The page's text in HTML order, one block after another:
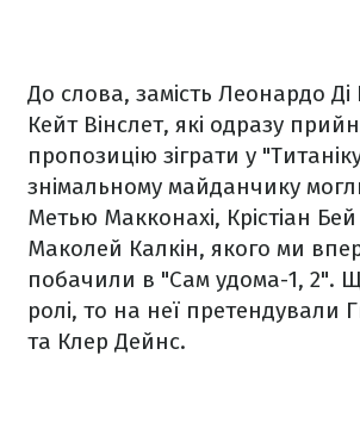
До слова, замість Леонардо Ді
Кейт Вінслет, які одразу
пропозицію зіграти у
знімальному майданчику
Метью Макконахі, Крістіан Бей
Маколей Калкін, якого ми
побачили в "Сам удома-1, 2".
ролі, то на неї претендували
та Клер Дейнс.